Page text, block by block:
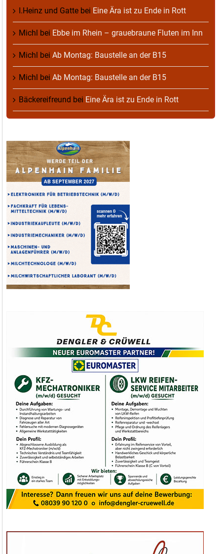
I.Heinz und Gatte bei Eine Ära ist zu Ende in Rott
Michl bei Ebbe im Rhein – grauebraune Fluten im Inn
Michl bei Ab Montag: Baustelle an der B15
Michl bei Ab Montag: Baustelle an der B15
Bäckereifreund bei Eine Ära ist zu Ende in Rott